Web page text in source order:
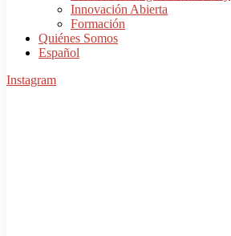
Innovación Abierta
Formación
Quiénes Somos
Español
Instagram